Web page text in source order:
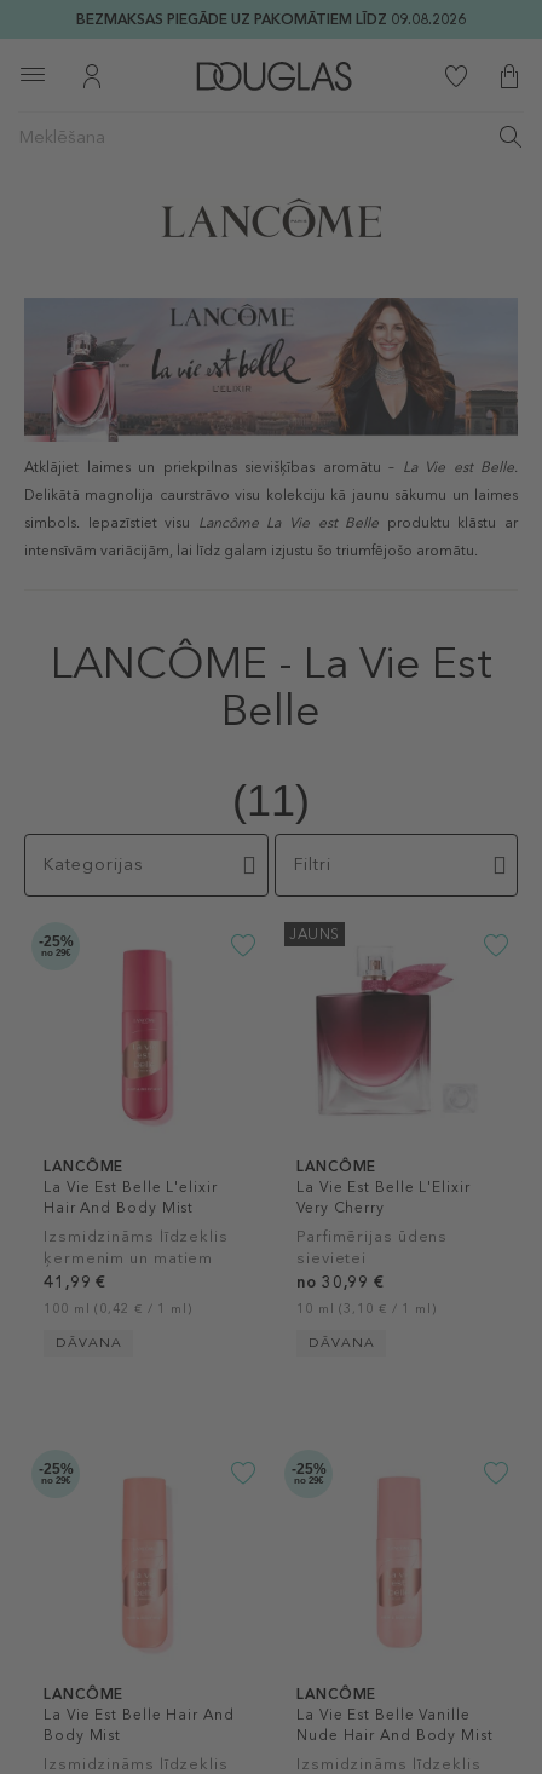
BEZMAKSAS PIEGĀDE UZ PAKOMĀTIEM LĪDZ 09.08.2026
Atklājiet laimes un priekpilnas sievišķības aromātu – La Vie est Belle.
Delikātā magnolija caurstrāvo visu kolekciju kā jaunu sākumu un laimes
simbols. Iepazīstiet visu Lancôme La Vie est Belle produktu klāstu ar
intensīvām variācijām, lai līdz galam izjustu šo triumfējošo aromātu.
LANCÔME - La Vie Est
Belle
(11)
Kategorijas Filtri
-25%
no 29€
LANCÔME
La Vie Est Belle L'elixir
Hair And Body Mist
Izsmidzināms līdzeklis
ķermenim un matiem
41,99 €
100 ml (0,42 € / 1 ml)
DĀVANA
JAUNS
LANCÔME
La Vie Est Belle L'Elixir
Very Cherry
Parfimērijas ūdens
sievietei
no 30,99 €
10 ml (3,10 € / 1 ml)
DĀVANA
-25%
no 29€
LANCÔME
La Vie Est Belle Hair And
Body Mist
Izsmidzināms līdzeklis
-25%
no 29€
LANCÔME
La Vie Est Belle Vanille
Nude Hair And Body Mist
Izsmidzināms līdzeklis